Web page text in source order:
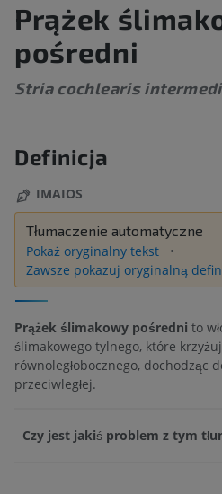
Prążek
pośredni
Stria cochlearis
Definicja
IMAIOS
Tłumaczenie automatyczne
Pokaż oryginalny tekst
Zawsze pokazuj oryginalną
Prążek ślimakowy pośredni to
ślimakowego tylnego, które
równoległobocznego, dochodząc
przeciwległej.
Czy jest jakiś problem z tym